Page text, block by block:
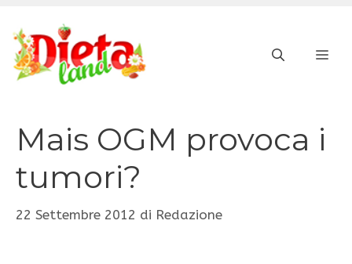
contenuto
Mais OGM provoca i
tumori?
22 Settembre 2012 di Redazione